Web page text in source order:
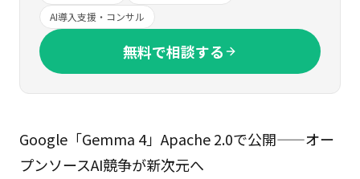
AI導入支援・コンサル
無料で相談する
Google「Gemma 4」Apache 2.0で公開——オー
プンソースAI競争が新次元へ